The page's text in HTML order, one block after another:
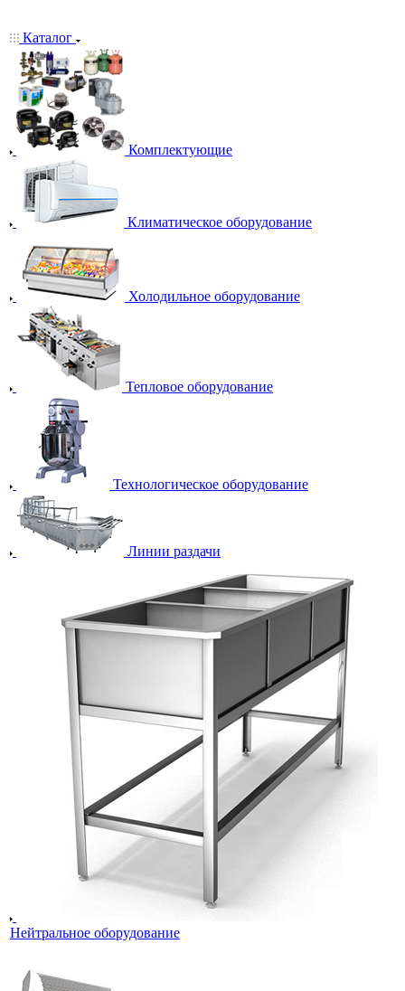
Каталог
Комплектующие
Климатическое оборудование
Холодильное оборудование
Тепловое оборудование
Технологическое оборудование
Линии раздачи
Нейтральное оборудование